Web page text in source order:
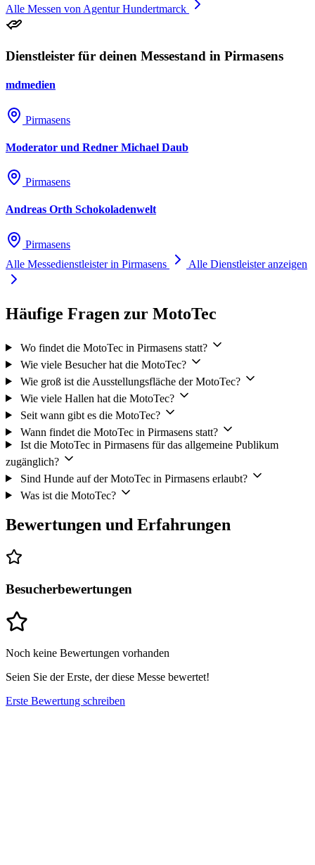
Alle Messen von Agentur Hundertmarck
Dienstleister für deinen Messestand in Pirmasens
mdmedien
Pirmasens
Moderator und Redner Michael Daub
Pirmasens
Andreas Orth Schokoladenwelt
Pirmasens
Alle Messedienstleister in Pirmasens
Alle Dienstleister anzeigen
Häufige Fragen zur MotoTec
Wo findet die MotoTec in Pirmasens statt?
Wie viele Besucher hat die MotoTec?
Wie groß ist die Ausstellungsfläche der MotoTec?
Wie viele Hallen hat die MotoTec?
Seit wann gibt es die MotoTec?
Wann findet die MotoTec in Pirmasens statt?
Ist die MotoTec in Pirmasens für das allgemeine Publikum
zugänglich?
Sind Hunde auf der MotoTec in Pirmasens erlaubt?
Was ist die MotoTec?
Bewertungen und Erfahrungen
Besucherbewertungen
Noch keine Bewertungen vorhanden
Seien Sie der Erste, der diese Messe bewertet!
Erste Bewertung schreiben